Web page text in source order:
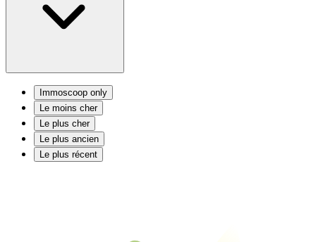
Immoscoop only
Le moins cher
Le plus cher
Le plus ancien
Le plus récent